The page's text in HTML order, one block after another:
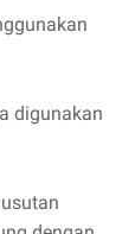
digunakan